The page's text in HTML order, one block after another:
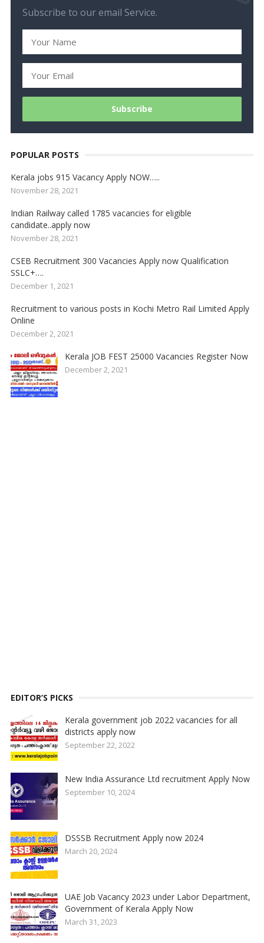
Subscribe to our email Service.
POPULAR POSTS
Kerala jobs 915 Vacancy Apply NOW…..
November 28, 2021
Indian Railway called 1785 vacancies for eligible
candidate..apply now
November 28, 2021
CSEB Recruitment 300 Vacancies Apply now Qualification
SSLC+….
December 1, 2021
Recruitment to various posts in Kochi Metro Rail Limited Apply
Online
December 2, 2021
Kerala JOB FEST 25000 Vacancies Register Now
December 2, 2021
EDITOR’S PICKS
Kerala government job 2022 vacancies for all
districts apply now
September 22, 2022
New India Assurance Ltd recruitment Apply Now
September 10, 2024
DSSSB Recruitment Apply now 2024
March 20, 2024
UAE Job Vacancy 2023 under Labor Department,
Government of Kerala Apply Now
March 31, 2023